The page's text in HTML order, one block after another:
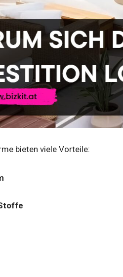
bieten viele Vorteile: